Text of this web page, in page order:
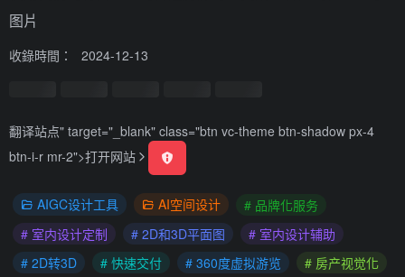
图片
收錄時間： 2024-12-13
翻译站点" target="_blank" class="btn vc-theme btn-shadow px-4
btn-i-r mr-2">打开网站
AIGC设计工具 AI空间设计
# 品牌化服务
# 室内设计定制
# 2D和3D平面图
# 室内设计辅助
# 2D转3D
# 快速交付 # 360度虚拟游览
# 房产视觉化